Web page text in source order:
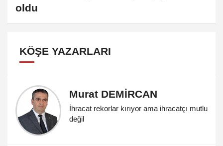
oldu
KÖŞE YAZARLARI
Murat DEMİRCAN
İhracat rekorlar kırıyor ama ihracatçı mutlu
değil